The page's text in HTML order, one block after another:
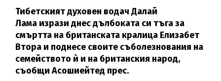
Тибетският духовен водач Далай
Лама изрази днес дълбоката си тъга за
смъртта на британската кралица Елизабет
Втора и поднесе своите съболезнования на
семейството ѝ и на британския народ,
съобщи Асошиейтед прес.